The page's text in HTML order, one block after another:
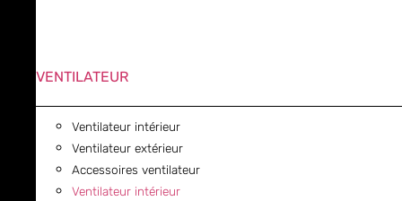
VENTILATEUR
Ventilateur intérieur
Ventilateur extérieur
Accessoires ventilateur
Ventilateur intérieur